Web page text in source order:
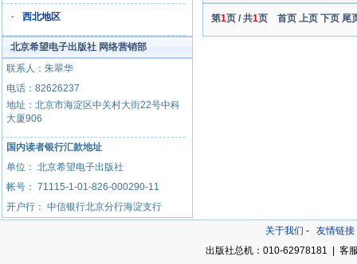
· 西北地区
北京希望电子出版社 网络营销部
联系人：朱翠华
电话：82626237
地址：北京市海淀区中关村大街22号中科
大厦906
国内读者银行汇款地址
单位： 北京希望电子出版社
帐号： 71115-1-01-826-000290-11
开户行： 中信银行北京分行海淀支行
第1页 / 共1页 首页 上页 下页 尾
关于我们 - 友情链接
出版社总机：010-62978181 | 客